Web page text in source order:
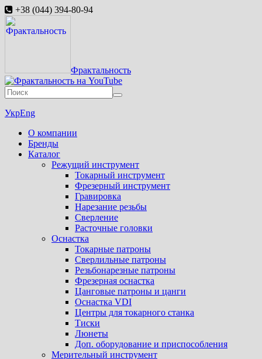
+38 (044) 394-80-94
Фрактальность
УкрEng
О компании
Бренды
Каталог
Режущий инструмент
Токарный инструмент
Фрезерный инструмент
Гравировка
Нарезание резьбы
Сверление
Расточные головки
Оснастка
Токарные патроны
Сверлильные патроны
Резьбонарезные патроны
Фрезерная оснастка
Цанговые патроны и цанги
Оснастка VDI
Центры для токарного станка
Тиски
Люнеты
Доп. оборудование и приспособления
Мерительный инструмент